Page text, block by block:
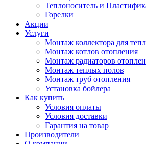
Теплоноситель и
Горелки
Акции
Услуги
Монтаж коллектора для
Монтаж котлов отопления
Монтаж радиаторов
Монтаж теплых полов
Монтаж труб отопления
Установка бойлера
Как купить
Условия оплаты
Условия доставки
Гарантия на товар
Производители